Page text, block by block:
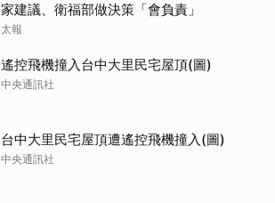
家建議、衛福部做決策「會負責」
太報
遙控飛機撞入台中大里民宅屋頂(圖)
中央通訊社
台中大里民宅屋頂遭遙控飛機撞入(圖)
中央通訊社